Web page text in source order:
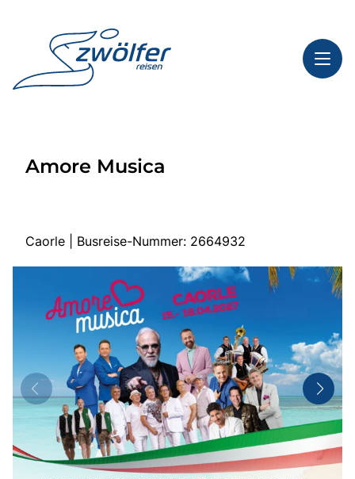
Highlights
Start
Busreisen
Bus mieten
Taxi
Reisebüro
Danube Service
Kontakt
Amore Musica
Caorle | Busreise-Nummer: 2664932